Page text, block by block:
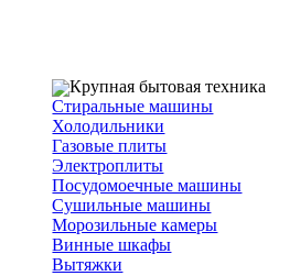
Крупная бытовая техника
Стиральные машины
Холодильники
Газовые плиты
Электроплиты
Посудомоечные машины
Сушильные машины
Морозильные камеры
Винные шкафы
Вытяжки